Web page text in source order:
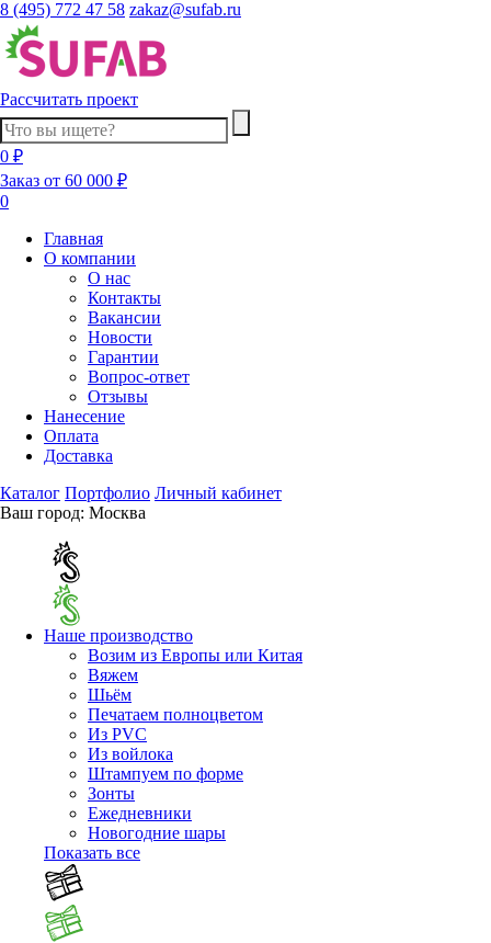
8 (495) 772 47 58 zakaz@sufab.ru
Рассчитать проект
0 ₽
Заказ от 60 000 ₽
0
Главная
О компании
О нас
Контакты
Вакансии
Новости
Гарантии
Вопрос-ответ
Отзывы
Нанесение
Оплата
Доставка
Каталог Портфолио Личный кабинет
Ваш город: Москва
Наше производство
Возим из Европы или Китая
Вяжем
Шьём
Печатаем полноцветом
Из PVC
Из войлока
Штампуем по форме
Зонты
Ежедневники
Новогодние шары
Показать все